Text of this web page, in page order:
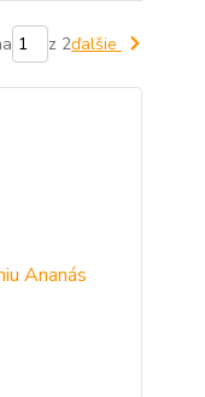
z 2ďalšie